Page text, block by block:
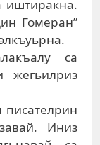
иштиракна.
Гомеран”
са
жегьилриз
писателрин
Иниз